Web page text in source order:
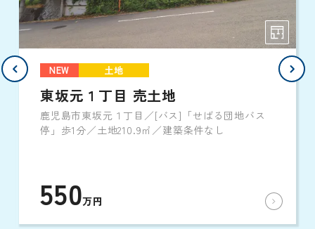
NEW 土地
東坂元１丁目 売土地
鹿児島市東坂元１丁目／[バス]「せばる団地バス
停」歩1分／土地210.9㎡／建築条件なし
550万円